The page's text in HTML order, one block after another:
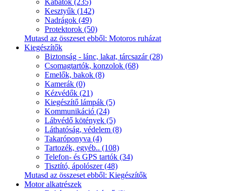
Kabátok (235)
Kesztyűk (142)
Nadrágok (49)
Protektorok (50)
Mutasd az összeset ebből: Motoros ruházat
Kiegészítők
Biztonság - lánc, lakat, tárcsazár (28)
Csomagtartók, konzolok (68)
Emelők, bakok (8)
Kamerák (0)
Kézvédők (21)
Kiegészítő lámpák (5)
Kommunikáció (24)
Lábvédő kötények (5)
Láthatóság, védelem (8)
Takaróponyva (4)
Tartozék, egyéb.. (108)
Telefon- és GPS tartók (34)
Tisztító, ápolószer (48)
Mutasd az összeset ebből: Kiegészítők
Motor alkatrészek